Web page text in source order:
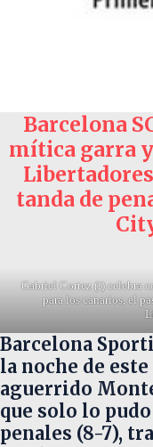
Barcelona
mítica garra
tanda de
Gabriel Cortez (i) celebra
para los canarios, el
Barcelona
la noche de
aguerrido
que solo lo
penales (8-7),